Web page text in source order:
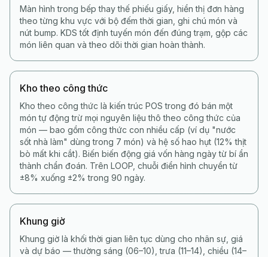
Màn hình trong bếp thay thế phiếu giấy, hiển thị đơn hàng
theo từng khu vực với bộ đếm thời gian, ghi chú món và
nút bump. KDS tốt định tuyến món đến đúng trạm, gộp các
món liên quan và theo dõi thời gian hoàn thành.
Kho theo công thức
Kho theo công thức là kiến trúc POS trong đó bán một
món tự động trừ mọi nguyên liệu thô theo công thức của
món — bao gồm công thức con nhiều cấp (ví dụ "nước
sốt nhà làm" dùng trong 7 món) và hệ số hao hụt (12% thịt
bò mất khi cắt). Biến biến động giá vốn hàng ngày từ bí ẩn
thành chẩn đoán. Trên LOOP, chuỗi điển hình chuyển từ
±8% xuống ±2% trong 90 ngày.
Khung giờ
Khung giờ là khối thời gian liên tục dùng cho nhân sự, giá
và dự báo — thường sáng (06–10), trưa (11–14), chiều (14–